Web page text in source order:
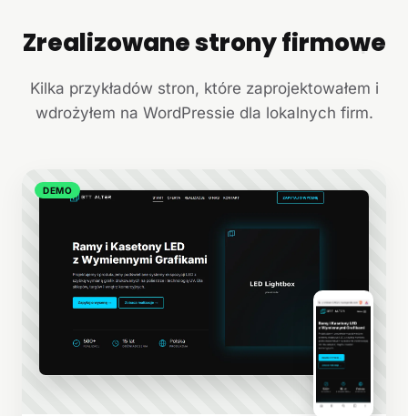
+
Zrealizowane strony firmowe
Kilka przykładów stron, które zaprojektowałem i
wdrożyłem na WordPressie dla lokalnych firm.
DEMO